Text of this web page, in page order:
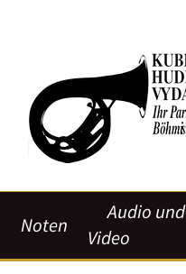
Noten
Audio und
Video